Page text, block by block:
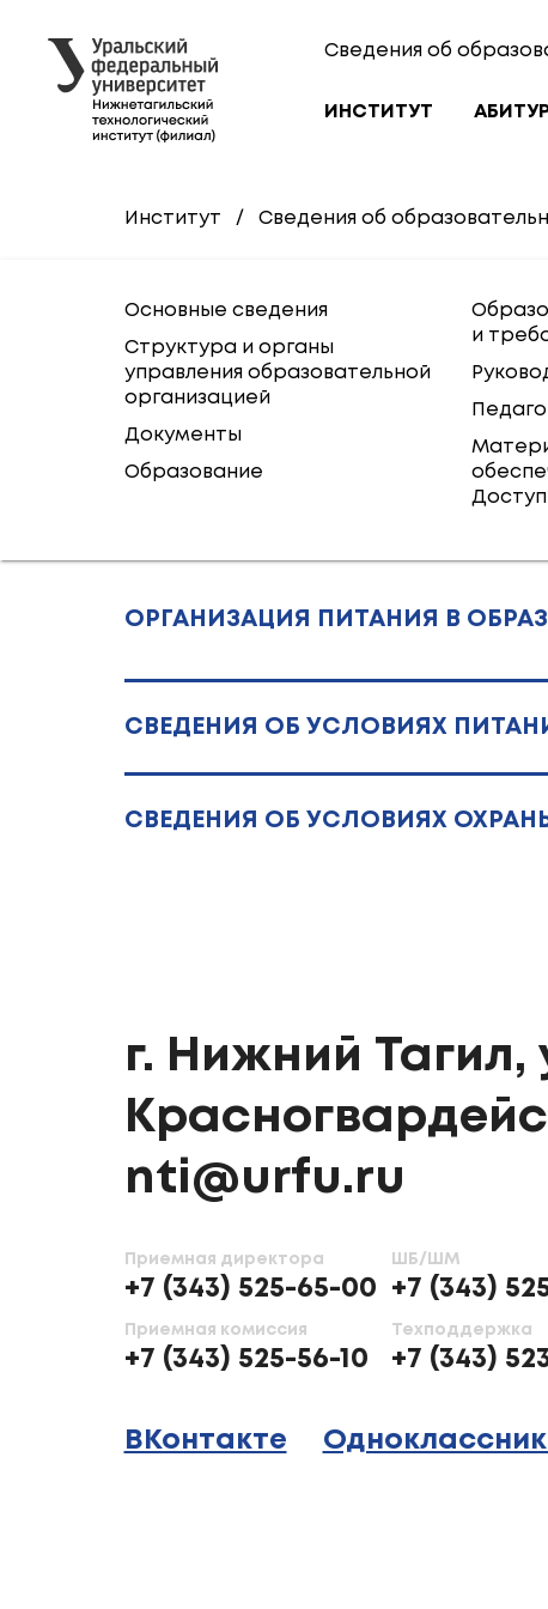
Сведения об
ИНСТИТУТ
Институт / Сведения об
Основные сведения
Структура и органы
управления образовательной
организацией
Документы
Образование
и
ОРГАНИЗАЦИЯ ПИТАНИЯ В
СВЕДЕНИЯ ОБ УСЛОВИЯХ
СВЕДЕНИЯ ОБ УСЛОВИЯХ
г. Нижний Тагил,
nti@urfu.ru
Приемная директора
+7 (343) 525-65-00
Приемная комиссия
+7 (343) 525-56-10
ШБ/ШМ
+7 (343)
Техподдержка
+7 (343)
ВКонтакте